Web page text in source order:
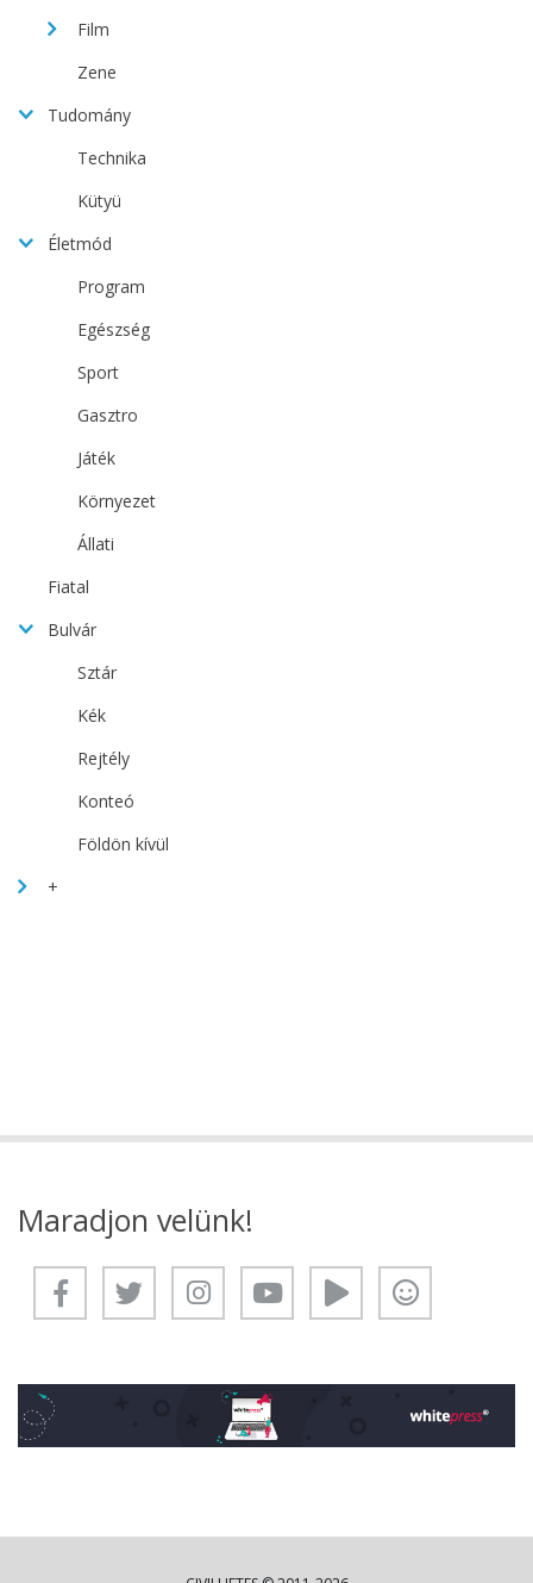
Film
Zene
Tudomány
Technika
Kütyü
Életmód
Program
Egészség
Sport
Gasztro
Játék
Környezet
Állati
Fiatal
Bulvár
Sztár
Kék
Rejtély
Konteó
Földön kívül
+
Maradjon velünk!